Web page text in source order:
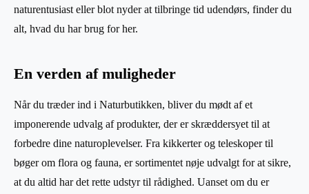
naturentusiast eller blot nyder at tilbringe tid udendørs, finder du
alt, hvad du har brug for her.
En verden af muligheder
Når du træder ind i Naturbutikken, bliver du mødt af et
imponerende udvalg af produkter, der er skræddersyet til at
forbedre dine naturoplevelser. Fra kikkerter og teleskoper til
bøger om flora og fauna, er sortimentet nøje udvalgt for at sikre,
at du altid har det rette udstyr til rådighed. Uanset om du er